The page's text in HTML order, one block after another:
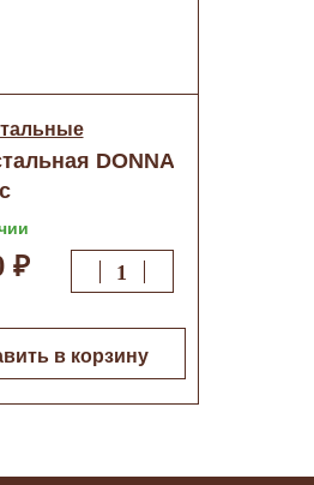
DONNA
(без ранта)
(Белая
₽
в корзину